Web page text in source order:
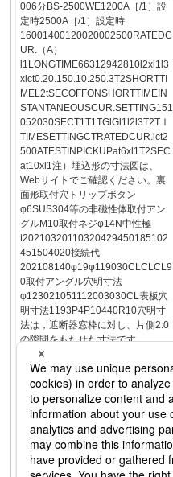
006分BS-2500WE1200A［/1］設
定時2500A［/1］設定時
16001400120020002500RATEDC
UR.（A）
l1LONGTIME66312942810l2xl1l3
xlct0.20.150.10.250.3T2SHORTTI
MEL2tSECOFFONSHORTTIMEIN
STANTANEOUSCUR.SETTING151
052030SECT1T1TGlGl1l2l3T2TⅠ
TIMESETTINGCTRATEDCUR.lct2
500ATESTINPICKUPat6xl1T2SEC
at10xl1注）埋込形の寸法図は、
Webサイトでご確認ください。裏
面形取付穴トリップボタン
φ6SUS304等の非磁性体取付アン
グルM10取付ネジφ14N中性極
t20210320110320429450185102
451504020接続代
202108140φ19φ119030CLCLCL9
0取付アングル穴明寸法
φ123021051112003030CL表板穴
明寸法1193P4P10440R10穴明寸
法は，遮断器窓枠に対し、片側2.0
の隙間をもたせた寸法です。
CLCL45BS-2500WE型■付属品
（裏面形）●端子ネジ同梱取付ネジ
M10×120六角穴付ボルト 4本補
助ハンドル1個102用途別・保護目
的別商品選定表ボックス内取付用
ブレーカ盤用ブレーカカンタッチ
ブレーカリモコンブレーカ使用上
のご注意盤用関連機器押釦開閉
器・操作用押釦寸法図